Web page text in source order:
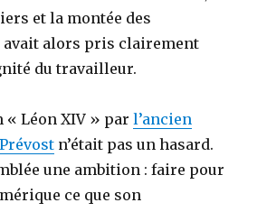
et la montée des
avait alors pris clairement
du travailleur.
« Léon XIV » parl’ancien
n’était pas un hasard.
une ambition : faire pour
ce que son